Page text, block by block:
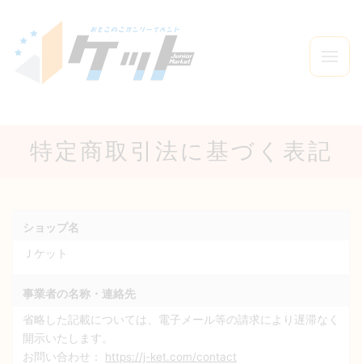
特定商取引法に基づく表記
ショップ名
Ｊケット
事業者の名称・連絡先
省略した記載については、電子メール等の請求により遅滞なく
開示いたします。
お問い合わせ： https://j-ket.com/contact